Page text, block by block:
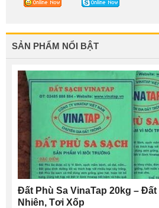
SẢN PHẨM NỔI BẬT
Đất Phù Sa VinaTap 20kg –
Nhiên, Tơi Xốp